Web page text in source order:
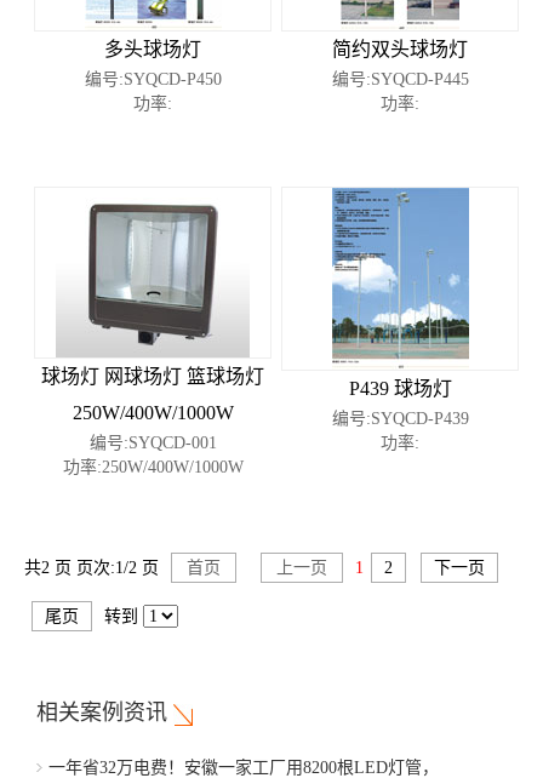
多头球场灯
编号:SYQCD-P450
功率:
简约双头球场灯
编号:SYQCD-P445
功率:
球场灯 网球场灯 篮球场灯
250W/400W/1000W
编号:SYQCD-001
功率:250W/400W/1000W
P439 球场灯
编号:SYQCD-P439
功率:
共2 页 页次:1/2 页 首页 上一页 1 2 下一页
尾页 转到
相关案例资讯
一年省32万电费！安徽一家工厂用8200根LED灯管，5年省